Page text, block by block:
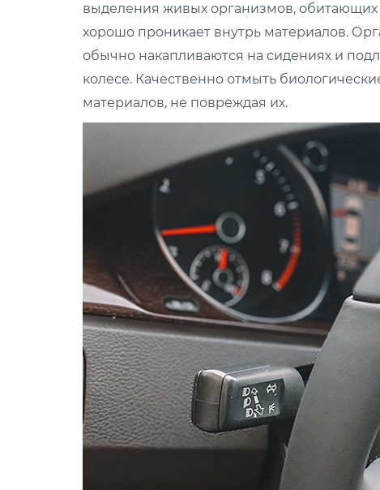
выделения живых организмов, обитающих
хорошо проникает внутрь материалов.
обычно накапливаются на сидениях и
колесе. Качественно отмыть
материалов, не повреждая их.